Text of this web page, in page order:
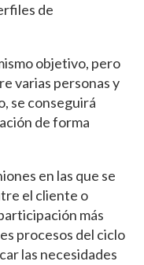
de
objetivo, pero
varias personas y
se conseguirá
de forma
en las que se
el cliente o
más
procesos del ciclo
las necesidades